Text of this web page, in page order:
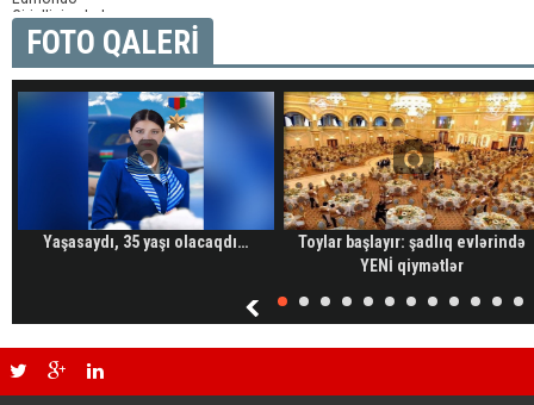
FOTO QALERİ
Yaşasaydı, 35 yaşı olacaqdı…
Toylar başlayır: şadlıq evlərində
YENİ qiymətlər